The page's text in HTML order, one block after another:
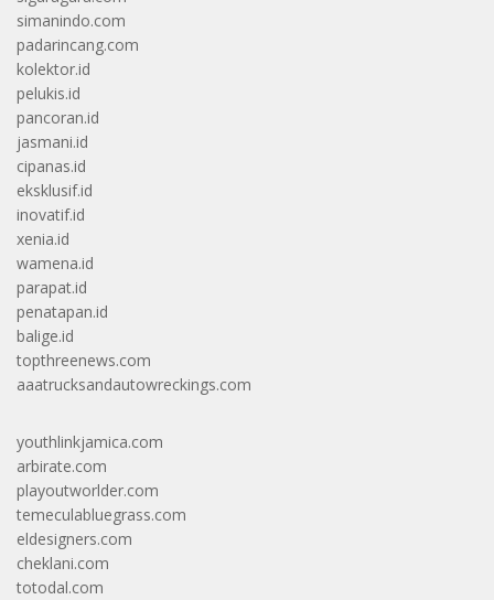
simanindo.com
padarincang.com
kolektor.id
pelukis.id
pancoran.id
jasmani.id
cipanas.id
eksklusif.id
inovatif.id
xenia.id
wamena.id
parapat.id
penatapan.id
balige.id
topthreenews.com
aaatrucksandautowreckings.com
youthlinkjamica.com
arbirate.com
playoutworlder.com
temeculabluegrass.com
eldesigners.com
cheklani.com
totodal.com